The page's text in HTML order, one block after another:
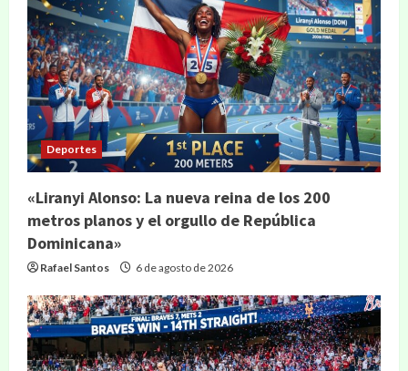
Deportes
«Liranyi Alonso: La nueva reina de los 200
metros planos y el orgullo de República
Dominicana»
Rafael Santos 6 de agosto de 2026